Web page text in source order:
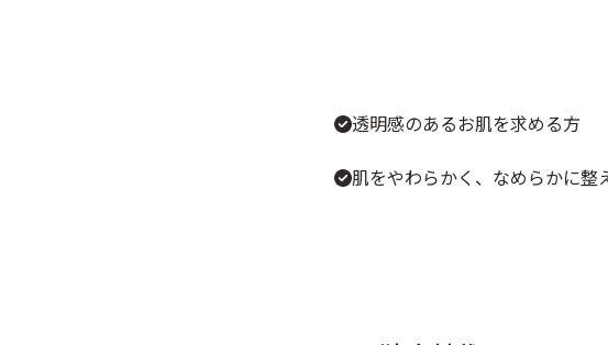
透明感のあるお肌を求める方
肌をやわらかく、なめらかに整